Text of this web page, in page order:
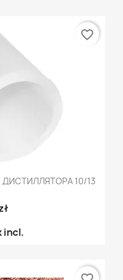
10/13
incl.
favorite_border